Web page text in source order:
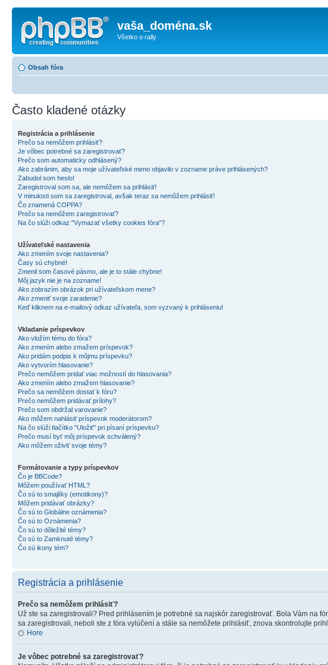
vaša_doména.sk
Všetko o rally
Obsah fóra
Často kladené otázky
Registrácia a prihlásenie
Prečo sa nemôžem prihlásiť?
Je vôbec potrebné sa zaregistrovať?
Prečo som automaticky odhlásený?
Ako zabránim, aby sa moje užívateľské meno objavilo v zozname práve prihlásených?
Zabudol som heslo!
Zaregistroval som sa, ale nemôžem sa prihlásiť!
V minulosti som sa zaregistroval, avšak teraz sa nemôžem prihlásiť!
Čo znamená COPPA?
Prečo sa nemôžem zaregistrovať?
Na čo slúži odkaz "Vymazať všetky cookies fóra"?
Užívateľské nastavenia
Ako zmením svoje nastavenia?
Časy sú chybné!
Zmenil som časové pásmo, ale je to stále chybne!
Môj jazyk nie je na zozname!
Ako zobrazím obrázok pri užívateľskom mene?
Ako zmeniť svoje zaradenie?
Keď kliknem na e-mailový odkaz užívateľa, som vyzvaný k prihláseniu!
Vkladanie príspevkov
Ako vložím tému do fóra?
Ako zmením alebo zmažem príspevok?
Ako pridám podpis k môjmu príspevku?
Ako vytvorím hlasovanie?
Prečo nemôžem pridať viac možností do hlasovania?
Ako zmením alebo zmažem hlasovanie?
Prečo sa nemôžem dostať k fóru?
Prečo nemôžem pridávať prílohy?
Prečo som obdržal varovanie?
Ako môžem nahlásiť príspevok moderátorom?
Na čo slúži tlačítko "Uložiť" pri písaní príspevku?
Prečo musí byť môj príspevok schválený?
Ako môžem oživiť svoje témy?
Formátovanie a typy príspevkov
Čo je BBCode?
Môžem používať HTML?
Čo sú to smajlíky (emotikony)?
Môžem pridávať obrázky?
Čo sú to Globálne oznámenia?
Čo sú to Oznámenia?
Čo sú to dôležité témy?
Čo sú to Zamknuté témy?
Čo sú ikony tém?
Registrácia a prihlásenie
Prečo sa nemôžem prihlásiť?
Už ste sa zaregistrovali? Pred prihlásením je potrebné sa najskôr zaregistrovať. Bola Vám na
sa zaregistrovali, neboli ste z fóra vylúčení a stále sa nemôžete prihlásiť, znova skontrolujte
Hore
Je vôbec potrebné sa zaregistrovať?